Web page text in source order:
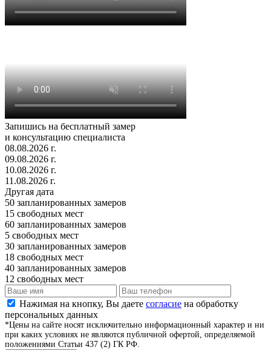
Запишись на бесплатный замер
и консультацию специалиста
08.08.2026 г.
09.08.2026 г.
10.08.2026 г.
11.08.2026 г.
Другая дата
50 запланированных замеров
15 свободных мест
60 запланированных замеров
5 свободных мест
30 запланированных замеров
18 свободных мест
40 запланированных замеров
12 свободных мест
Нажимая на кнопку, Вы даете согласие на обработку
персональных данных
*Цены на сайте носят исключительно информационный характер и ни
при каких условиях не являются публичной офертой, определяемой
положениями Статьи 437 (2) ГК РФ.